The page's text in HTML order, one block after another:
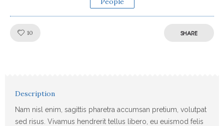
10 SHARE
Description
Nam nisl enim, sagittis pharetra accumsan pretium, volutpat
sed risus. Vivamus hendrerit tellus libero, eu euismod felis